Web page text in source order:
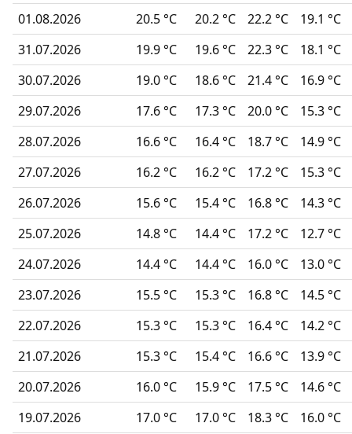
01.08.2026
20.5 °C 20.2 °C 22.2 °C
19.1 °C
31.07.2026
19.9 °C 19.6 °C 22.3 °C
18.1 °C
30.07.2026
19.0 °C 18.6 °C 21.4 °C
16.9 °C
29.07.2026
17.6 °C 17.3 °C 20.0 °C
15.3 °C
28.07.2026
16.6 °C 16.4 °C 18.7 °C
14.9 °C
27.07.2026
16.2 °C 16.2 °C 17.2 °C
15.3 °C
26.07.2026
15.6 °C 15.4 °C 16.8 °C
14.3 °C
25.07.2026
14.8 °C 14.4 °C 17.2 °C
12.7 °C
24.07.2026
14.4 °C 14.4 °C 16.0 °C
13.0 °C
23.07.2026
15.5 °C 15.3 °C 16.8 °C
14.5 °C
22.07.2026
15.3 °C 15.3 °C 16.4 °C
14.2 °C
21.07.2026
15.3 °C 15.4 °C 16.6 °C
13.9 °C
20.07.2026
16.0 °C 15.9 °C 17.5 °C
14.6 °C
19.07.2026
17.0 °C 17.0 °C 18.3 °C
16.0 °C